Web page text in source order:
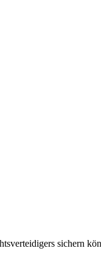
sichern